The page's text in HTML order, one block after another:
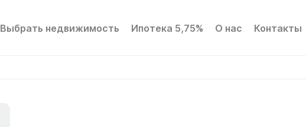
Выбрать недвижимость Ипотека 5,75% О нас Контакты